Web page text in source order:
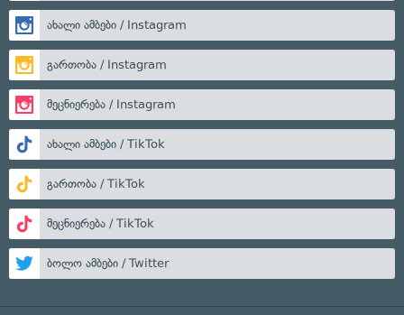
ახალი ამბები / Instagram
გართობა / Instagram
მეცნიერება / Instagram
ახალი ამბები / TikTok
გართობა / TikTok
მეცნიერება / TikTok
ბოლო ამბები / Twitter